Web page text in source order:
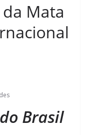
Mata
Brasil